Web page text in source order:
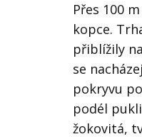
Přes 100
kopce.
přiblížily
se
pokryvu
podél
žokovitá,